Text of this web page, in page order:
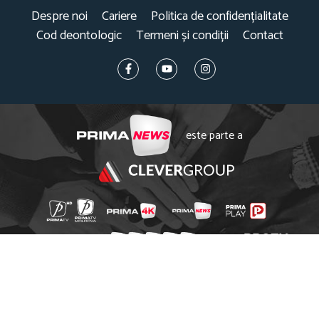
Despre noi Cariere
Politica de confidențialitate
Cod deontologic
Termeni și condiții Contact
este parte a